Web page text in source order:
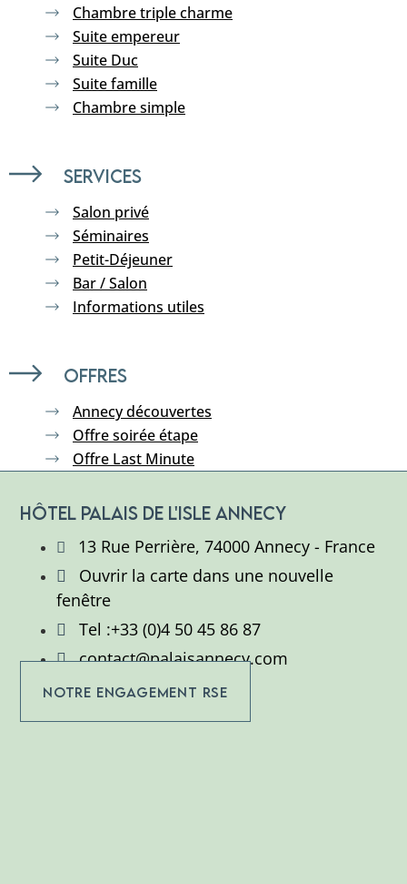
Chambre triple charme
Suite empereur
Suite Duc
Suite famille
Chambre simple
Services
Salon privé
Séminaires
Petit-Déjeuner
Bar / Salon
Informations utiles
Offres
Annecy découvertes
Offre soirée étape
Offre Last Minute
HÔTEL PALAIS DE L'ISLE ANNECY
13 Rue Perrière, 74000 Annecy - France
Ouvrir la carte dans une nouvelle
fenêtre
Tel :+33 (0)4 50 45 86 87
contact@palaisannecy.com
NOTRE ENGAGEMENT RSE